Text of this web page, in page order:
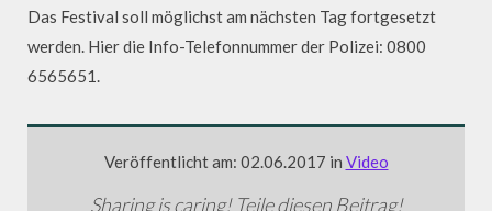
Das Festival soll möglichst am nächsten Tag fortgesetzt
werden. Hier die Info-Telefonnummer der Polizei: 0800
6565651.
Veröffentlicht am: 02.06.2017 in Video
Sharing is caring! Teile diesen Beitrag!